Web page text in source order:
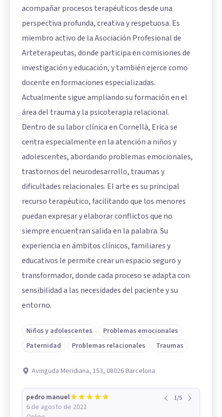
acompañar procesos terapéuticos desde una
perspectiva profunda, creativa y respetuosa. Es
miembro activo de la Asociación Profesional de
Arteterapeutas, donde participa en comisiones de
investigación y educación, y también ejerce como
docente en formaciones especializadas.
Actualmente sigue ampliando su formación en el
área del trauma y la psicoterapia relacional.
Dentro de su labor clínica en Cornellà, Erica se
centra especialmente en la atención a niños y
adolescentes, abordando problemas emocionales,
trastornos del neurodesarrollo, traumas y
dificultades relacionales. El arte es su principal
recurso terapéutico, facilitando que los menores
puedan expresar y elaborar conflictos que no
siempre encuentran salida en la palabra. Su
experiencia en ámbitos clínicos, familiares y
educativos le permite crear un espacio seguro y
transformador, donde cada proceso se adapta con
sensibilidad a las necesidades del paciente y su
entorno.
Niños y adolescentes
Problemas emocionales
Paternidad
Problemas relacionales Traumas
Avinguda Meridiana, 153, 08026 Barcelona
pedro manuel
6 de agosto de 2022
1/5